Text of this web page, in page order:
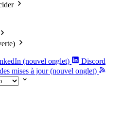
(nouvel onglet)
Discord
mises à jour (nouvel onglet)